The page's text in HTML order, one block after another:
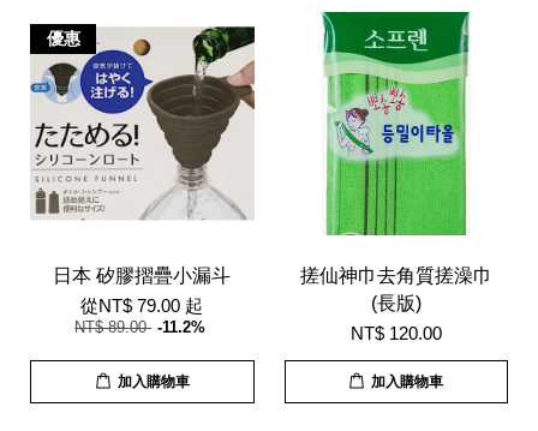
優惠
日本 矽膠摺疊小漏斗
從NT$ 79.00 起
NT$ 89.00 -11.2%
加入購物車
搓仙神巾去角質搓澡巾
(長版)
NT$ 120.00
加入購物車